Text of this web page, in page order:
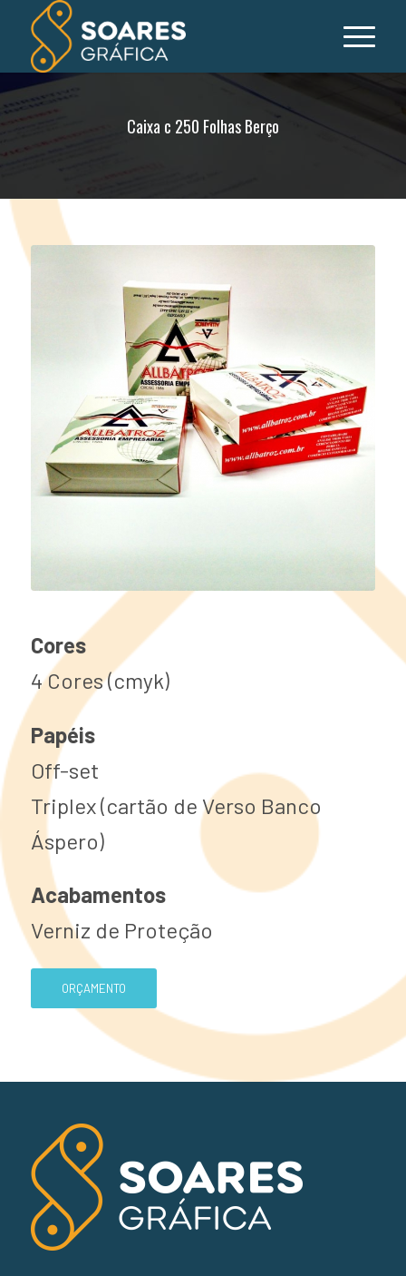
Caixa c 250 Folhas Berço
Cores
4 Cores (cmyk)
Papéis
Off-set
Triplex (cartão de Verso Banco
Áspero)
Acabamentos
Verniz de Proteção
ORÇAMENTO